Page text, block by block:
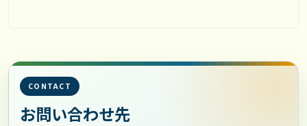
CONTACT
お問い合わせ先